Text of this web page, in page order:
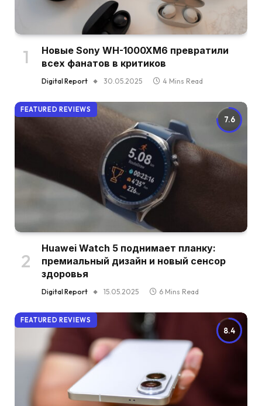
Новые Sony WH-1000XM6 превратили
всех фанатов в критиков
Digital Report 30.05.2025 4 Mins Read
7.6
FEATURED REVIEWS
Huawei Watch 5 поднимает планку:
премиальный дизайн и новый сенсор
здоровья
Digital Report 15.05.2025 6 Mins Read
8.4
FEATURED REVIEWS